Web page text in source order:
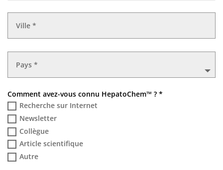
Comment avez-vous connu HepatoChem™ ? *
Recherche sur Internet
Newsletter
Collègue
Article scientifique
Autre